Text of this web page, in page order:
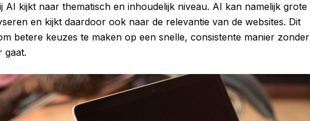
AI kijkt naar thematisch en inhoudelijk niveau. AI kan namelijk grote
en kijkt daardoor ook naar de relevantie van de websites. Dit
betere keuzes te maken op een snelle, consistente manier zonder
gaat.